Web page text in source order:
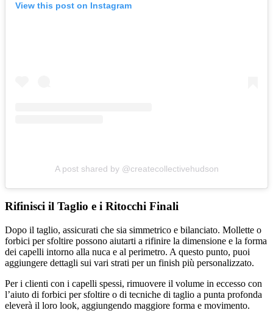
View this post on Instagram
A post shared by @createcollectivehudson
Rifinisci il Taglio e i Ritocchi Finali
Dopo il taglio, assicurati che sia simmetrico e bilanciato. Mollette o
forbici per sfoltire possono aiutarti a rifinire la dimensione e la forma
dei capelli intorno alla nuca e al perimetro. A questo punto, puoi
aggiungere dettagli sui vari strati per un finish più personalizzato.
Per i clienti con i capelli spessi, rimuovere il volume in eccesso con
l’aiuto di forbici per sfoltire o di tecniche di taglio a punta profonda
eleverà il loro look, aggiungendo maggiore forma e movimento.